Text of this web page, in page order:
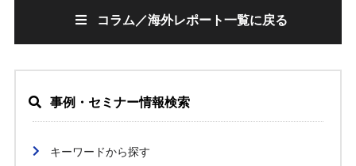
コラム／海外レポート一覧に戻る
事例・セミナー情報検索
キーワードから探す